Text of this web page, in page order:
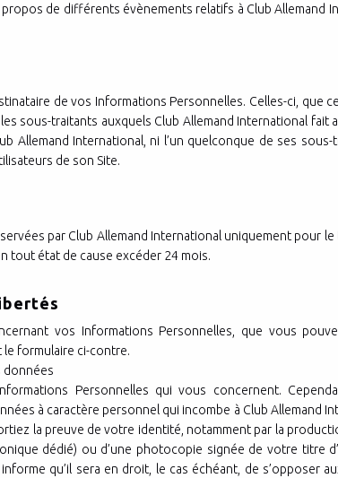
de différents évènements relatifs à Club Allemand
de vos Informations Personnelles. Celles-ci, que
sous-traitants auxquels Club Allemand International
Allemand International, ni l’un quelconque de ses
de son Site.
par Club Allemand International uniquement pour
tout état de cause excéder 24 mois.
vos Informations Personnelles, que vous
formulaire ci-contre.
données
Personnelles qui vous concernent.
à caractère personnel qui incombe à Club Allemand
la preuve de votre identité, notamment par la
dédié) ou d’une photocopie signée de votre titre
qu’il sera en droit, le cas échéant, de s’opposer